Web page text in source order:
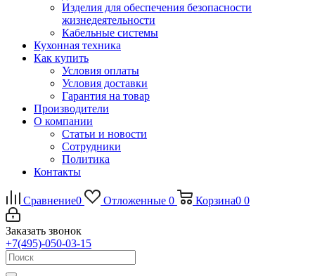
Изделия для обеспечения безопасности
жизнедеятельности
Кабельные системы
Кухонная техника
Как купить
Условия оплаты
Условия доставки
Гарантия на товар
Производители
О компании
Статьи и новости
Сотрудники
Политика
Контакты
Сравнение0 Отложенные 0 Корзина0 0
Заказать звонок
+7(495)-050-03-15